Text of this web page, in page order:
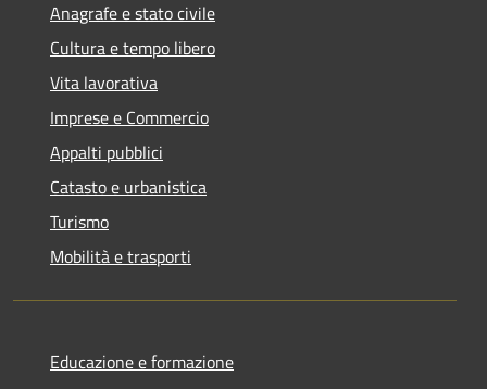
Anagrafe e stato civile
Cultura e tempo libero
Vita lavorativa
Imprese e Commercio
Appalti pubblici
Catasto e urbanistica
Turismo
Mobilità e trasporti
Educazione e formazione